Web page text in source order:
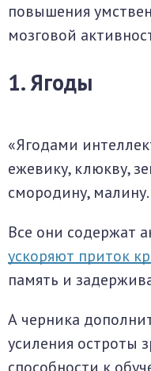
повышения
мозговой
1. Ягоды
«Ягодами
ежевику, клюкву,
смородину, малину.
Все они содержат
ускоряют приток
память и
А черника
усиления остроты